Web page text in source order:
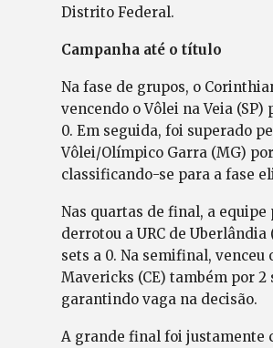
Distrito Federal.
Campanha até o título
Na fase de grupos, o
vencendo o Vôlei na Veia (SP)
0. Em seguida, foi superado
Vôlei/Olímpico Garra (MG) por
classificando-se para a fase
Nas quartas de final, a equipe
derrotou a URC de Uberlândia
sets a 0. Na semifinal, venceu
Mavericks (CE) também por 2
garantindo vaga na decisão.
A grande final foi justamente